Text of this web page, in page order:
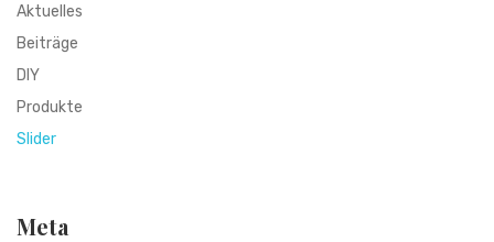
Aktuelles
Beiträge
DIY
Produkte
Slider
Meta